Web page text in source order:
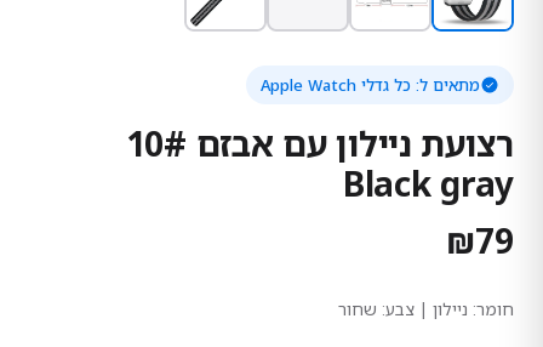
מתאים ל: כל גדלי Apple Watch
רצועת ניילון עם אבזם 10#
Black gray
₪79
חומר: ניילון | צבע: שחור